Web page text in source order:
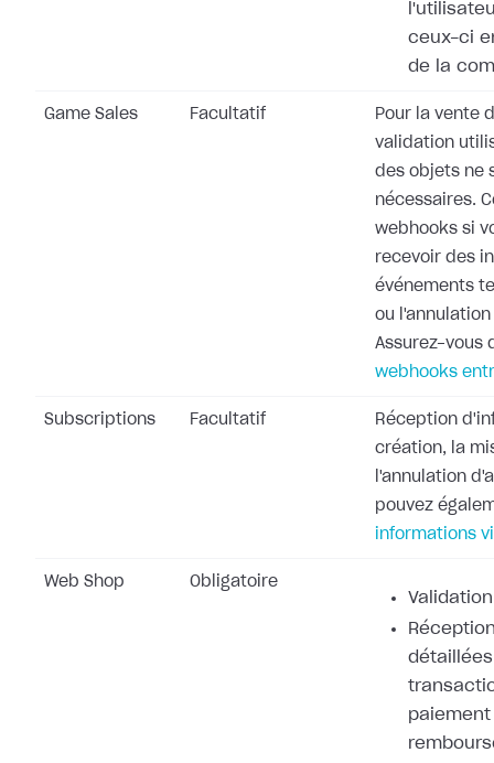
ceux-ci
de la
Game Sales Facultatif
Pour la vente
validation
des objets ne
nécessaires.
webhooks si
recevoir des
événements
ou
Assurez-vous
webhooks
Subscriptions Facultatif
Réception
création, la
l'annulation
pouvez
informations
Web Shop Obligatoire